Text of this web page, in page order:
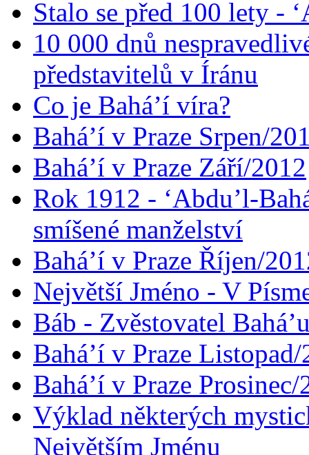
Stalo se před 100 lety -
10 000 dnů
představitelů v Íránu
Co je Bahá’í víra?
Bahá’í v Praze Srpen/
Bahá’í v Praze Září/2012
Rok 1912 - ‘Abdu’l-
smíšené manželství
Bahá’í v Praze Říjen/
Největší Jméno - V
Báb - Zvěstovatel
Bahá’í v Praze
Bahá’í v Praze Prosinec/
Výklad některých
Největším Jménu